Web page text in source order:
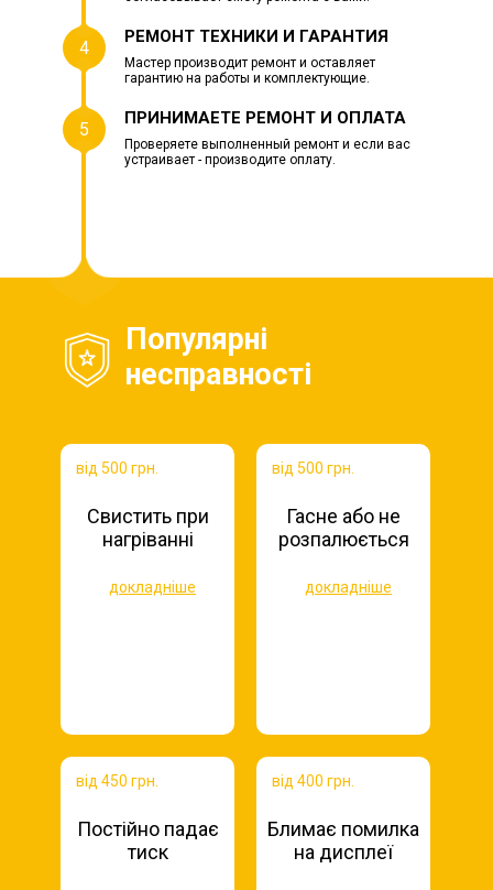
4
РЕМОНТ ТЕХНИКИ И ГАРАНТИЯ
Мастер производит ремонт и оставляет
гарантию на работы и комплектующие.
5
ПРИНИМАЕТЕ РЕМОНТ И ОПЛАТА
Проверяете выполненный ремонт и если вас
устраивает - производите оплату.
Популярні
несправності
від 500 грн.
Свистить при
нагріванні
докладніше
від 500 грн.
Гасне або не
розпалюється
докладніше
від 450 грн.
Постійно падає
тиск
від 400 грн.
Блимає помилка
на дисплеї